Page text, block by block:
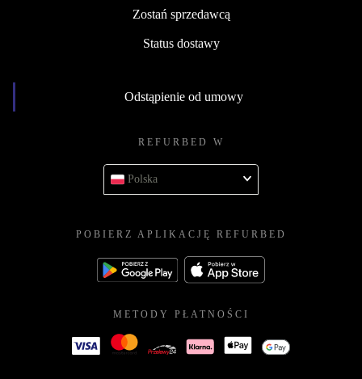
Zostań sprzedawcą
Status dostawy
Odstąpienie od umowy
REFURBED W
Polska
POBIERZ APLIKACJĘ REFURBED
METODY PŁATNOŚCI